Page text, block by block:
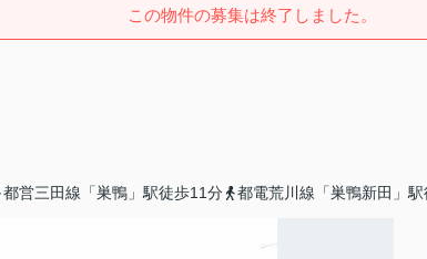
この物件の募集は終了しました。
都営三田線「巣鴨」駅徒歩11分 都電荒川線「巣鴨新田」